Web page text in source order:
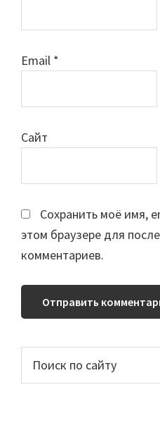
Email *
Сайт
Сохранить моё имя,
этом браузере для
комментариев.
Основной
сайдбар